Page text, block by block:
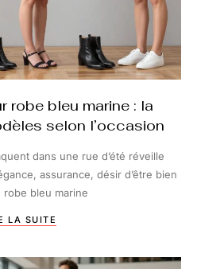
robe bleu marine : la
selon l’occasion
dans une rue d’été réveille
assurance, désir d’être bien
robe bleu marine
LA SUITE